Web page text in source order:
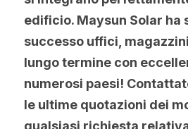
edificio. Maysun Solar ha
successo uffici,
lungo termine con
numerosi paesi!
le ultime quotazioni dei
qualsiasi richiesta